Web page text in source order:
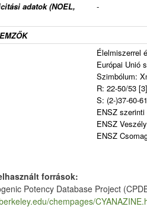
adatok (NOEL,
-
Élelmiszerrel
Európai Unió
Szimbólum:
R: 22-50/53 [3]
S: (2-)37-60-
ENSZ
ENSZ
ENSZ
források
Potency Database Project
chempages/